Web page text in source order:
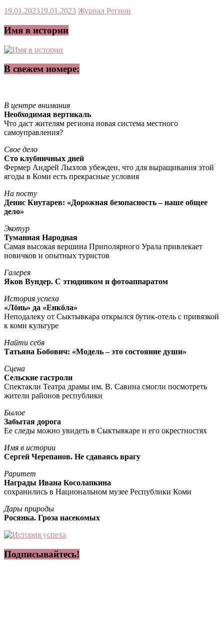
19.01.202319.01.2023 Журнал Регион
Имя в истории
В свежем номере:
В центре внимания
Необходимая вертикаль
Что даст жителям региона новая система местного
самоуправления?
Свое дело
Сто клубничных дней
Фермер Андрей Лызлов убежден, что для выращивания этой
ягоды в Коми есть прекрасные условия
На посту
Денис Кнутарев: «Дорожная безопасность – наше общее
дело»
Экотур
Туманная Народная
Самая высокая вершина Приполярного Урала привлекает
новичков и опытных туристов
Галерея
Яков Вундер. С этюдником и фотоаппаратом
История успеха
«Лöнь» да «Енкöла»
Неподалеку от Сыктывкара открылся бутик-отель с привязкой
к коми культуре
Найти себя
Татьяна Бобович: «Модель – это состояние души»
Сцена
Сельские гастроли
Спектакли Театра драмы им. В. Савина смогли посмотреть
жители районов республики
Былое
Забытая дорога
Ее следы можно увидеть в Сыктывкаре и его окрестностях
Имя в истории
Сергей Черепанов. Не сдаваясь врагу
Раритет
Награды Ивана Косолапкина
сохранились в Национальном музее Республики Коми
Дары природы
Росянка. Гроза насекомых
Подписывайтесь!